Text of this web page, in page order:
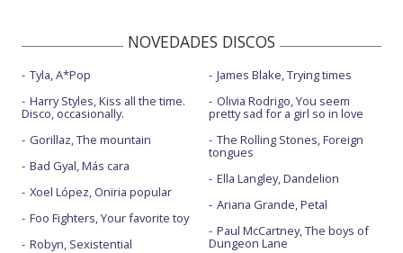
NOVEDADES DISCOS
Tyla, A*Pop
Harry Styles, Kiss all the time.
Disco, occasionally.
Gorillaz, The mountain
Bad Gyal, Más cara
Xoel López, Oniria popular
Foo Fighters, Your favorite toy
Robyn, Sexistential
James Blake, Trying times
Olivia Rodrigo, You seem
pretty sad for a girl so in love
The Rolling Stones, Foreign
tongues
Ella Langley, Dandelion
Ariana Grande, Petal
Paul McCartney, The boys of
Dungeon Lane